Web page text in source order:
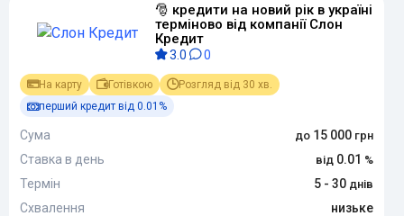
🎅 кредити на новий рік в україні
терміново від компанії Слон
Кредит
3.0 0
На карту Готівкою
Розгляд від 30 хв.
перший кредит від 0.01%
Сума
15 000
Ставка в день
0.01
Термін
5 - 30
Схвалення
низьке